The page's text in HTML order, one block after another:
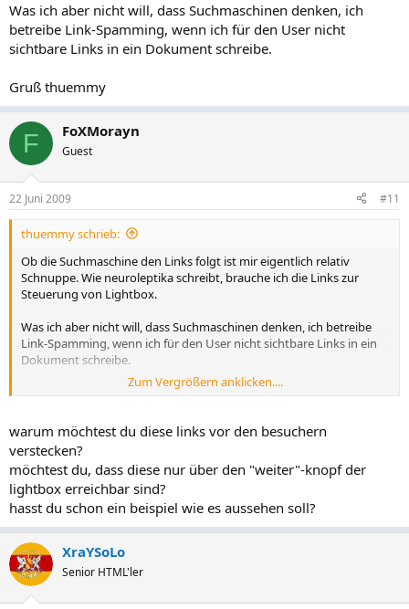
Was ich aber nicht will, dass Suchmaschinen denken, ich
betreibe Link-Spamming, wenn ich für den User nicht
sichtbare Links in ein Dokument schreibe.
Gruß thuemmy
F FoXMorayn
Guest
22 Juni 2009 #11
thuemmy schrieb:
Ob die Suchmaschine den Links folgt ist mir eigentlich relativ
Schnuppe. Wie neuroleptika schreibt, brauche ich die Links zur
Steuerung von Lightbox.
Was ich aber nicht will, dass Suchmaschinen denken, ich betreibe
Link-Spamming, wenn ich für den User nicht sichtbare Links in ein
Dokument schreibe.
Zum Vergrößern anklicken....
warum möchtest du diese links vor den besuchern
verstecken?
möchtest du, dass diese nur über den "weiter"-knopf der
lightbox erreichbar sind?
hasst du schon ein beispiel wie es aussehen soll?
XraYSoLo
Senior HTML'ler